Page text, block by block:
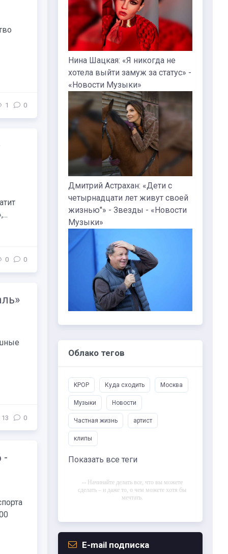
1 0
0 0
13 0
-
Нина Шацкая: «Я никогда не
хотела выйти замуж за статус» -
«Новости Музыки»
Дмитрий Астрахан: «Дети с
четырнадцати лет живут своей
жизнью"» - Звезды - «Новости
Музыки»
Облако тегов
KPOP Куда сходить Москва
Музыки Новости
Частная жизнь артист
клипы
Показать все теги
-- Начинайте делать все, что вы можете
сделать – и даже то, о чем можете хотя бы
мечтать.
всего. И мыслями можно управлять. И
-- Идите уверенно по направлению к мечте.
E-mail подписка